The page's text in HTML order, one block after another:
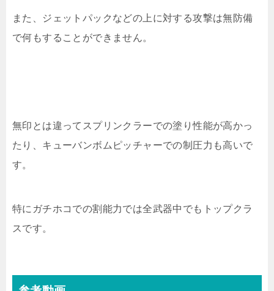
また、ジェットパックなどの上に対する攻撃は無防備
で何もすることができません。
無印とは違ってスプリンクラーでの塗り性能が高かっ
たり、キューバンボムピッチャーでの制圧力も高いで
す。
特にガチホコでの割能力では全武器中でもトップクラ
スです。